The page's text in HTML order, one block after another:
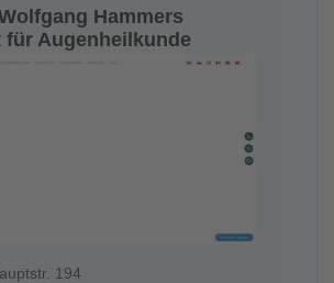
Hammers
für Augenheilkunde
194